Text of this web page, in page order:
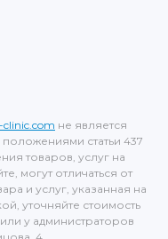
clinic.com не является
статьи 437
товаров, услуг на
могут отличаться от
и услуг, указанная на
уточняйте стоимость
у администраторов